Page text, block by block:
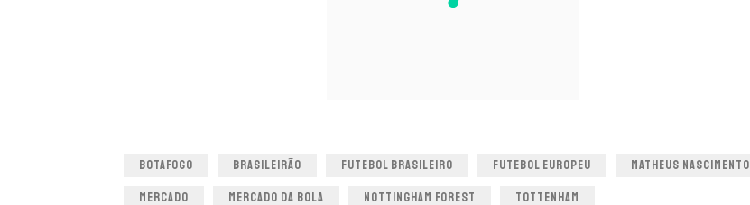
BOTAFOGO BRASILEIRÃO FUTEBOL BRASILEIRO FUTEBOL EUROPEU MATHEUS NASCIMENTO
MERCADO MERCADO DA BOLA NOTTINGHAM FOREST TOTTENHAM